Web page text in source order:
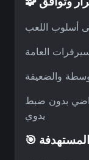
أسلوب اللعب
العامة
والضعيفة
بدون ضبط
يدوي
المستهدفة